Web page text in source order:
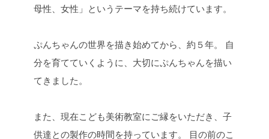
母性、女性」というテーマを持ち続けています。
ぷんちゃんの世界を描き始めてから、約５年。 自
分を育てていくように、大切にぷんちゃんを描い
てきました。
また、現在こども美術教室にご縁をいただき、子
供達との製作の時間を持っています。 目の前のこ